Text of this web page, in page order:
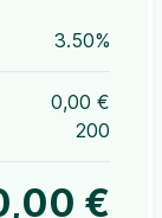
3.50%
0,00 €
200
€